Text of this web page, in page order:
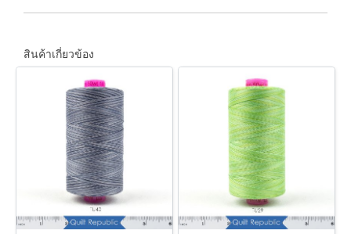
สินค้าเกี่ยวข้อง